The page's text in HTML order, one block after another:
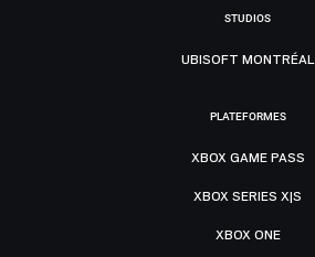
STUDIOS
UBISOFT MONTRÉAL
PLATEFORMES
XBOX GAME PASS
XBOX SERIES X|S
XBOX ONE